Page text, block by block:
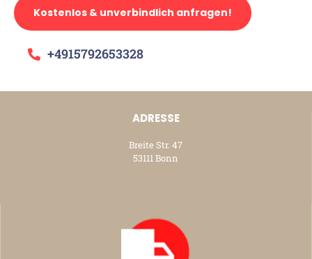
Kostenlos & unverbindlich anfragen!
+4915792653328
ADRESSE
Breite Str. 47
53111 Bonn